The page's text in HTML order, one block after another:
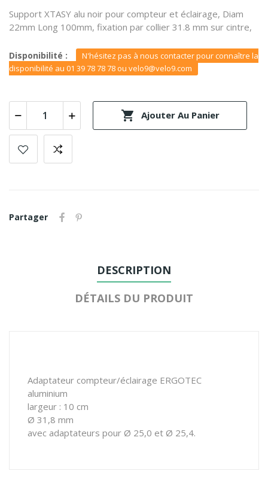
Support XTASY alu noir pour compteur et éclairage, Diam
22mm Long 100mm, fixation par collier 31.8 mm sur cintre,
Disponibilité :
N'hésitez pas à nous contacter pour connaître la
disponibilité au 01 39 78 78 78 ou velo9@velo9.com
 Ajouter Au Panier
Partager
DESCRIPTION
DÉTAILS DU PRODUIT
Adaptateur compteur/éclairage ERGOTEC
aluminium
largeur : 10 cm
Ø 31,8 mm
avec adaptateurs pour Ø 25,0 et Ø 25,4.